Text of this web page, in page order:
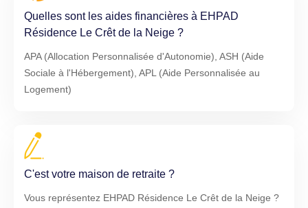
Quelles sont les aides financières à EHPAD
Résidence Le Crêt de la Neige ?
APA (Allocation Personnalisée d'Autonomie), ASH (Aide
Sociale à l'Hébergement), APL (Aide Personnalisée au
Logement)
C'est votre maison de retraite ?
Vous représentez EHPAD Résidence Le Crêt de la Neige ?